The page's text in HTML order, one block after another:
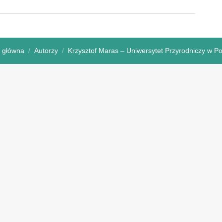
Autorzy Krzysztof Maras – Uniwersytet Przyrodniczy w